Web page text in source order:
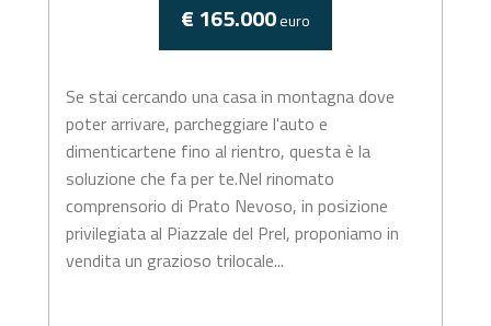
€ 165.000euro
Se stai cercando una casa in montagna dove
poter arrivare, parcheggiare l'auto e
dimenticartene fino al rientro, questa è la
soluzione che fa per te.Nel rinomato
comprensorio di Prato Nevoso, in posizione
privilegiata al Piazzale del Prel, proponiamo in
vendita un grazioso trilocale...